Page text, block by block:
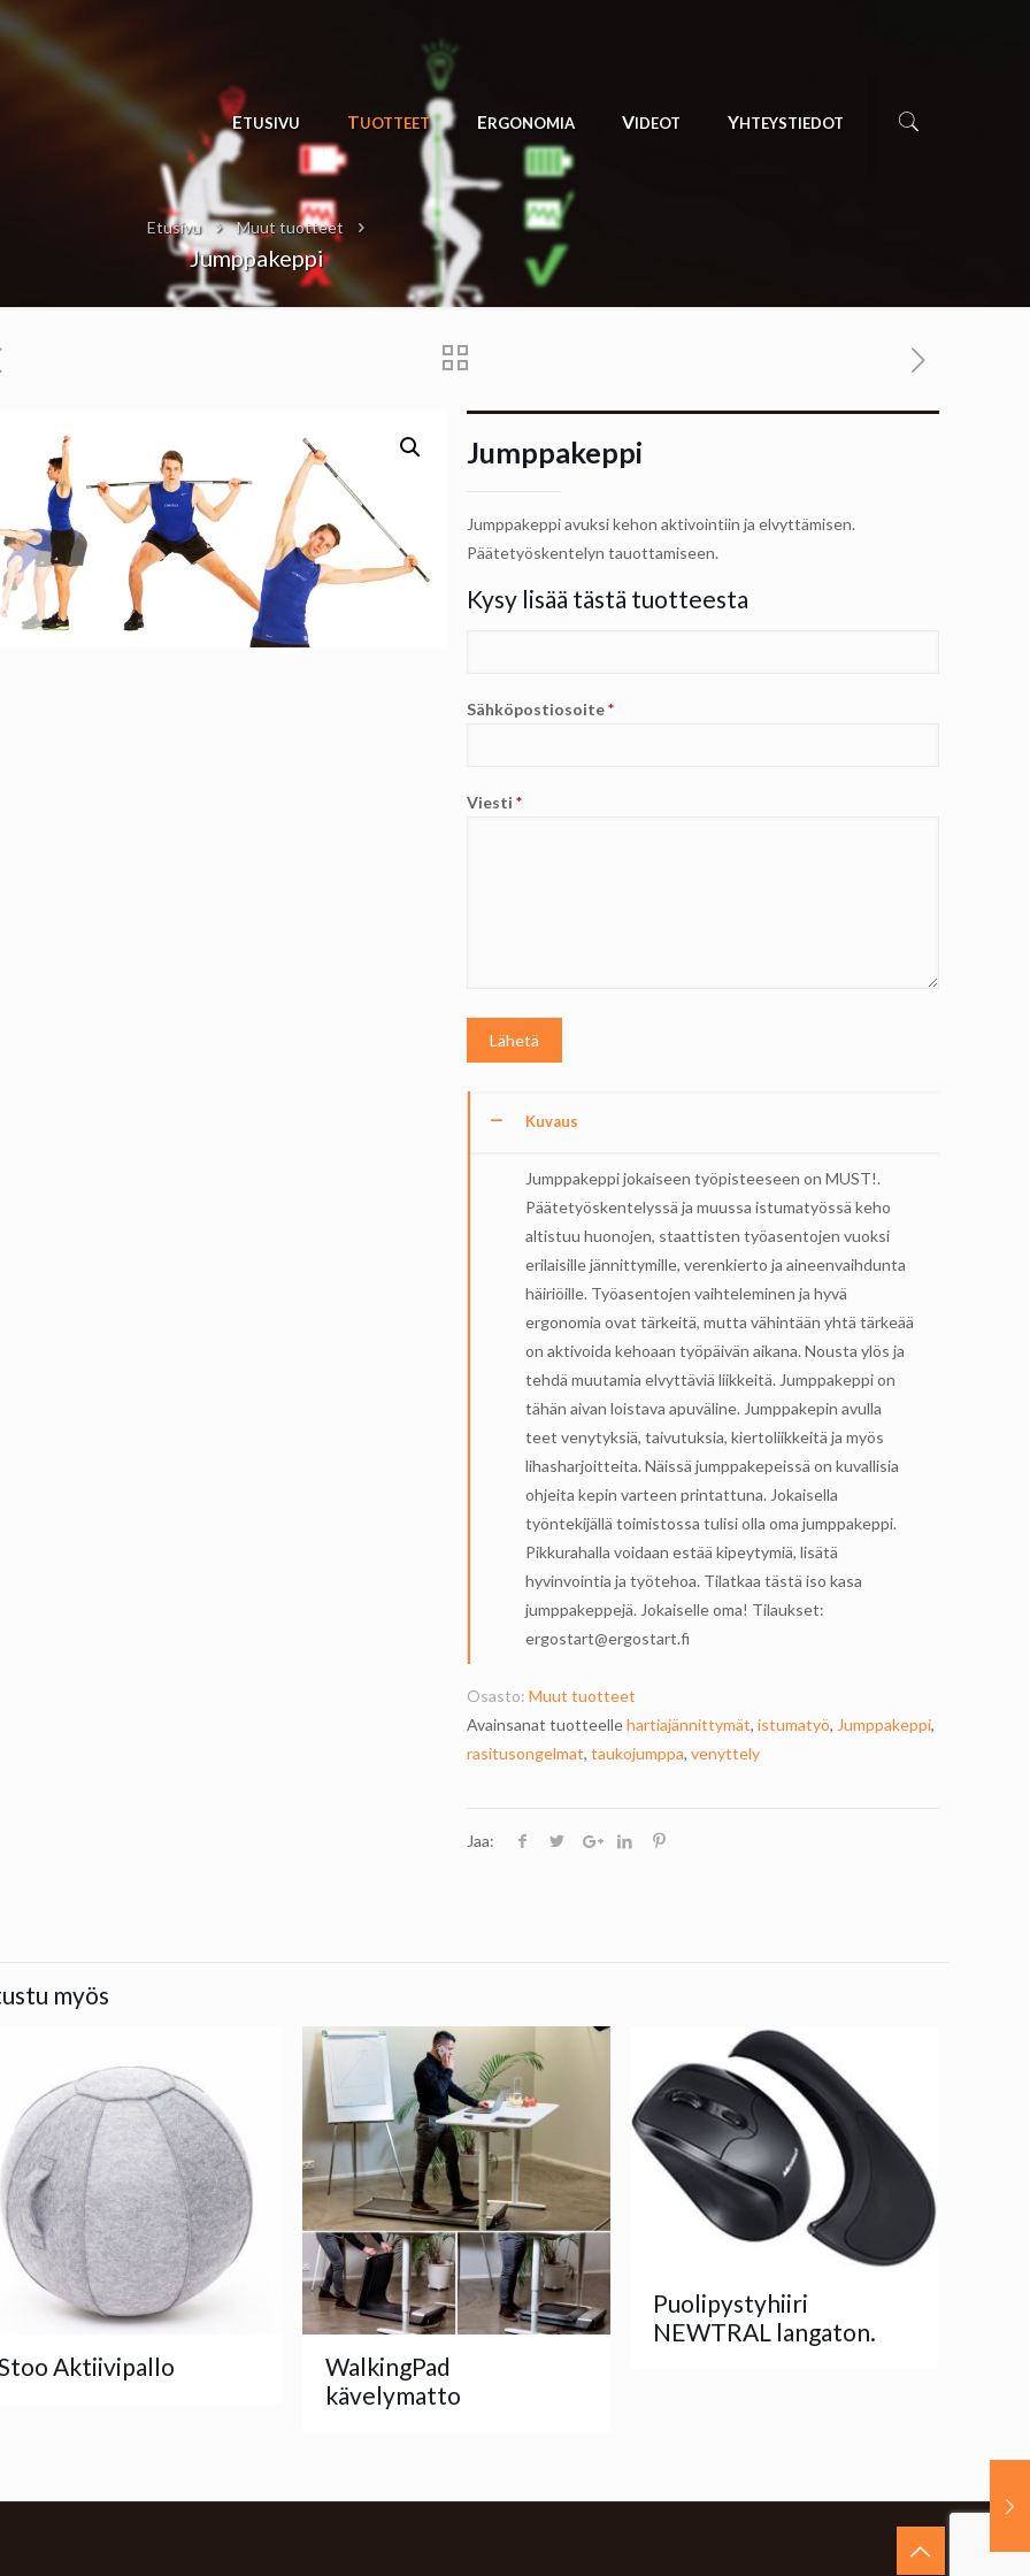
ETUSIVU TUOTTEET ERGONOMIA VIDEOT YHTEYSTIEDOT
Etusivu Muut tuotteet
Jumppakeppi
Jumppakeppi
Jumppakeppi avuksi kehon aktivointiin ja elvyttämisen.
Päätetyöskentelyn tauottamiseen.
Osasto:Muut tuotteet
Avainsanat tuotteellehartiajännittymät,istumatyö, Jumppakeppi,
rasitusongelmat,taukojumppa,venyttely
Kysy lisää tästä tuotteesta
Sähköpostiosoite*
Viesti*
Jaa:
Kuvaus
Jumppakeppi jokaiseen työpisteeseen on MUST!.
Päätetyöskentelyssä ja muussa istumatyössä keho
altistuu huonojen, staattisten työasentojen vuoksi
erilaisille jännittymille, verenkierto ja aineenvaihdunta
häiriöille. Työasentojen vaihteleminen ja hyvä
ergonomia ovat tärkeitä, mutta vähintään yhtä tärkeää
on aktivoida kehoaan työpäivän aikana. Nousta ylös ja
tehdä muutamia elvyttäviä liikkeitä. Jumppakeppi on
tähän aivan loistava apuväline. Jumppakepin avulla
teet venytyksiä, taivutuksia, kiertoliikkeitä ja myös
lihasharjoitteita. Näissä jumppakepeissä on kuvallisia
ohjeita kepin varteen printattuna. Jokaisella
työntekijällä toimistossa tulisi olla oma jumppakeppi.
Pikkurahalla voidaan estää kipeytymiä, lisätä
hyvinvointia ja työtehoa. Tilatkaa tästä iso kasa
jumppakeppejä. Jokaiselle oma! Tilaukset:
ergostart@ergostart.fi
myös
Aktiivipallo
WalkingPad
kävelymatto
Puolipystyhiiri
NEWTRAL langaton.